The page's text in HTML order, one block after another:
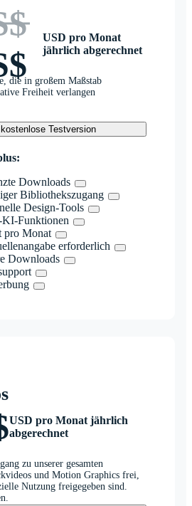
USD pro Monat
jährlich abgerechnet
die in großem Maßstab
Freiheit verlangen
Testversion
Downloads
Bibliothekszugang
Design-Tools
KI-Funktionen
pro Monat
erforderlich
Downloads
USD pro Monat jährlich
abgerechnet
zu unserer gesamten
und Motion Graphics frei,
Nutzung freigegeben sind.